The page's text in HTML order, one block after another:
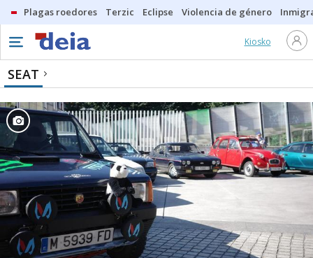
Plagas roedores Terzic Eclipse Violencia de género
Kiosko
SEAT